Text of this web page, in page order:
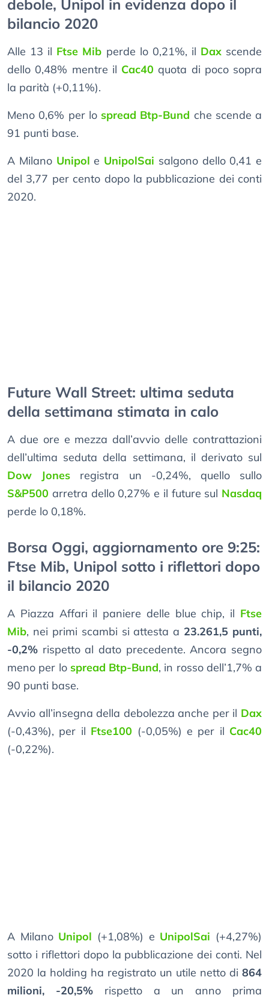
debole, Unipol in evidenza dopo il
bilancio 2020
Alle 13 il Ftse Mib perde lo 0,21%, il Daxscende
dello 0,48% mentre il Cac40 quota di poco sopra
la parità (+0,11%).
Meno 0,6% per lo spread Btp-Bund che scende a
91 punti base.
A Milano Unipol e UnipolSai salgono dello 0,41 e
del 3,77 per cento dopo la pubblicazione dei conti
2020.
Future Wall Street: ultima seduta
della settimana stimata in calo
A due ore e mezza dall’avvio delle contrattazioni
dell’ultima seduta della settimana, il derivato sul
Dow Jones registra un -0,24%, quello sullo
S&P500 arretra dello 0,27% e il future sul Nasdaq
perde lo 0,18%.
Borsa Oggi, aggiornamento ore 9:25:
Ftse Mib, Unipol sotto i riflettori dopo
il bilancio 2020
A Piazza Affari il paniere delle blue chip, il Ftse
Mib, nei primi scambi si attesta a 23.261,5 punti,
-0,2% rispetto al dato precedente. Ancora segno
meno per lo spread Btp-Bund, in rosso dell’1,7% a
90 punti base.
Avvio all’insegna della debolezza anche per il Dax
(-0,43%), per il Ftse100 (-0,05%) e per il Cac40
(-0,22%).
A Milano Unipol (+1,08%) e UnipolSai (+4,27%)
sotto i riflettori dopo la pubblicazione dei conti. Nel
2020 la holding ha registrato un utile netto di 864
milioni, -20,5%rispetto a un anno prima